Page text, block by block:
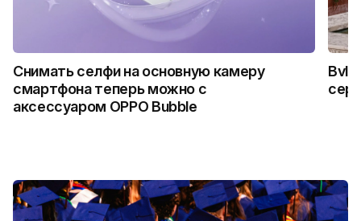
Снимать селфи на основную камеру
смартфона теперь можно с
аксессуаром OPPO Bubble